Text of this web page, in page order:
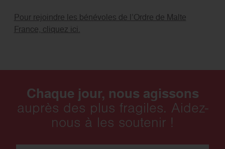
Pour rejoindre les bénévoles de l’Ordre de Malte
France, cliquez ici.
Chaque jour, nous agissons
auprès des plus fragiles. Aidez-
nous à les soutenir !